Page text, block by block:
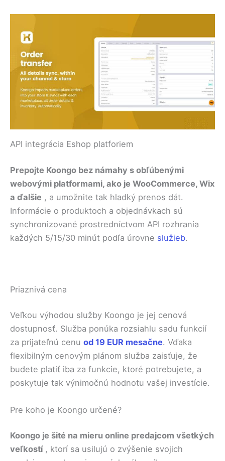
API integrácia Eshop platforiem
Prepojte Koongo bez námahy s obľúbenými
webovými platformami, ako je WooCommerce, Wix
a ďalšie , a umožnite tak hladký prenos dát.
Informácie o produktoch a objednávkach sú
synchronizované prostredníctvom API rozhrania
každých 5/15/30 minút podľa úrovne služieb.
Priaznivá cena
Veľkou výhodou služby Koongo je jej cenová
dostupnosť. Služba ponúka rozsiahlu sadu funkcií
za prijateľnú cenu od 19 EUR mesačne. Vďaka
flexibilným cenovým plánom služba zaisťuje, že
budete platiť iba za funkcie, ktoré potrebujete, a
poskytuje tak výnimočnú hodnotu vašej investície.
Pre koho je Koongo určené?
Koongo je šité na mieru online predajcom všetkých
veľkostí, ktorí sa usilujú o zvýšenie svojich